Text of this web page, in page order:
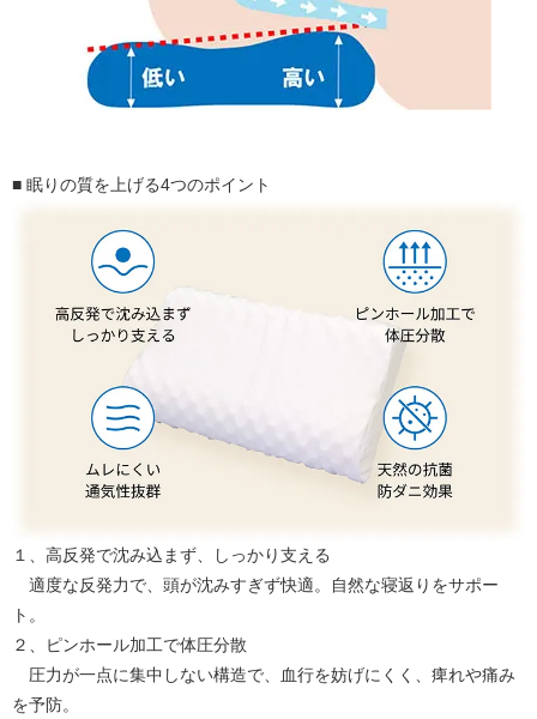
■ 眠りの質を上げる4つのポイント
１、高反発で沈み込まず、しっかり支える
適度な反発力で、頭が沈みすぎず快適。自然な寝返りをサポー
ト。
２、ピンホール加工で体圧分散
圧力が一点に集中しない構造で、血行を妨げにくく、痺れや痛み
を予防。